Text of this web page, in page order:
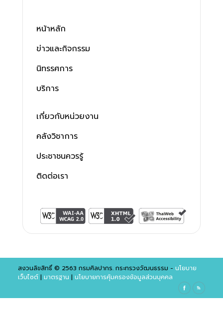
หน้าหลัก
ข่าวและกิจกรรม
นิทรรศการ
บริการ
เกี่ยวกับหน่วยงาน
คลังวิชาการ
ประชาชนควรรู้
ติดต่อเรา
สงวนลิขสิทธิ์ © 2563 กรมศิลปากร. กระทรวงวัฒนธรรม - นโยบาย
เว็บไซต์| มาตรฐาน | นโยบายการคุ้มครองข้อมูลส่วนบุคคล